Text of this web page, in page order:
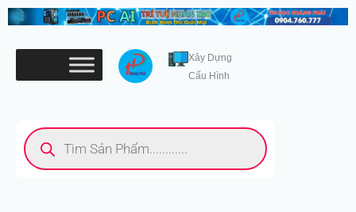
Nhảy
tới
Xây Dựng
Cấu Hình
Tìm
kiếm
sản
phẩm